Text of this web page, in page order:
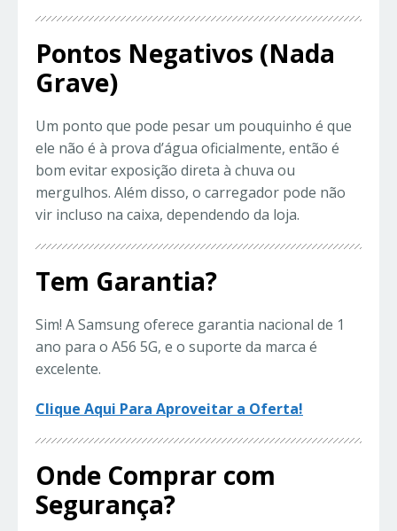
Pontos Negativos (Nada
Grave)
Um ponto que pode pesar um pouquinho é que
ele não é à prova d’água oficialmente, então é
bom evitar exposição direta à chuva ou
mergulhos. Além disso, o carregador pode não
vir incluso na caixa, dependendo da loja.
Tem Garantia?
Sim! A Samsung oferece garantia nacional de 1
ano para o A56 5G, e o suporte da marca é
excelente.
Clique Aqui Para Aproveitar a Oferta!
Onde Comprar com
Segurança?